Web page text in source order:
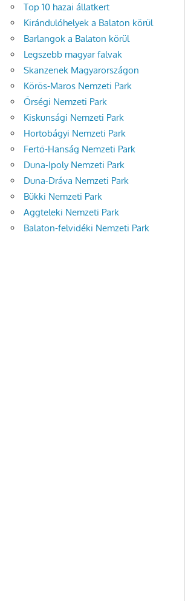
Top 10 hazai állatkert
Kirándulóhelyek a Balaton körül
Barlangok a Balaton körül
Legszebb magyar falvak
Skanzenek Magyarországon
Körös-Maros Nemzeti Park
Őrségi Nemzeti Park
Kiskunsági Nemzeti Park
Hortobágyi Nemzeti Park
Fertő-Hanság Nemzeti Park
Duna-Ipoly Nemzeti Park
Duna-Dráva Nemzeti Park
Bükki Nemzeti Park
Aggteleki Nemzeti Park
Balaton-felvidéki Nemzeti Park